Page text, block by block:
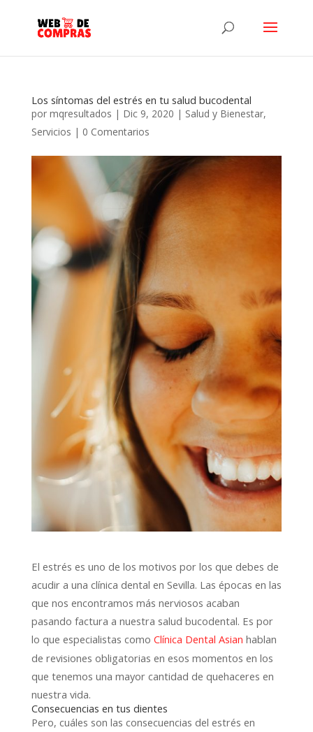
Los síntomas del estrés en tu salud bucodental
por mqresultados | Dic 9, 2020 | Salud y Bienestar,
Servicios | 0 Comentarios
El estrés es uno de los motivos por los que debes de
acudir a una clínica dental en Sevilla. Las épocas en las
que nos encontramos más nerviosos acaban
pasando factura a nuestra salud bucodental. Es por
lo que especialistas como Clínica Dental Asian hablan
de revisiones obligatorias en esos momentos en los
que tenemos una mayor cantidad de quehaceres en
nuestra vida.
Consecuencias en tus dientes
Pero, cuáles son las consecuencias del estrés en